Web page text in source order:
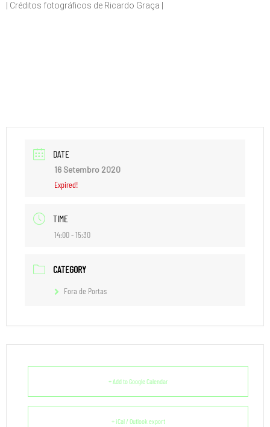
| Créditos fotográficos de Ricardo Graça |
DATE
16 Setembro 2020
Expired!
TIME
14:00 - 15:30
CATEGORY
Fora de Portas
+ Add to Google Calendar
+ iCal / Outlook export